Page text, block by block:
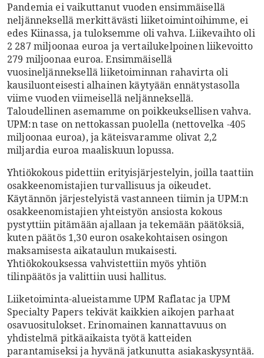
Pandemia ei vaikuttanut vuoden ensimmäisellä
neljänneksellä merkittävästi liiketoimintoihimme, ei
edes Kiinassa, ja tuloksemme oli vahva. Liikevaihto oli
2 287 miljoonaa euroa ja vertailukelpoinen liikevoitto
279 miljoonaa euroa. Ensimmäisellä
vuosineljänneksellä liiketoiminnan rahavirta oli
kausiluonteisesti alhainen käytyään ennätystasolla
viime vuoden viimeisellä neljänneksellä.
Taloudellinen asemamme on poikkeuksellisen vahva.
UPM:n tase on nettokassan puolella (nettovelka -405
miljoonaa euroa), ja käteisvaramme olivat 2,2
miljardia euroa maaliskuun lopussa.
Yhtiökokous pidettiin erityisjärjestelyin, joilla taattiin
osakkeenomistajien turvallisuus ja oikeudet.
Käytännön järjestelyistä vastanneen tiimin ja UPM:n
osakkeenomistajien yhteistyön ansiosta kokous
pystyttiin pitämään ajallaan ja tekemään päätöksiä,
kuten päätös 1,30 euron osakekohtaisen osingon
maksamisesta aikataulun mukaisesti.
Yhtiökokouksessa vahvistettiin myös yhtiön
tilinpäätös ja valittiin uusi hallitus.
Liiketoiminta-alueistamme UPM Raflatac ja UPM
Specialty Papers tekivät kaikkien aikojen parhaat
osavuositulokset. Erinomainen kannattavuus on
yhdistelmä pitkäaikaista työtä katteiden
parantamiseksi ja hyvänä jatkunutta asiakaskysyntää.